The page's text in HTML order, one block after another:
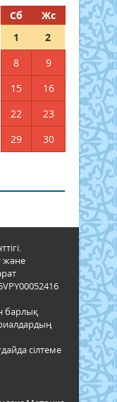
Сб
Жс
1
2
8
9
15
16
22
23
29
30
және
барлық
сілтеме